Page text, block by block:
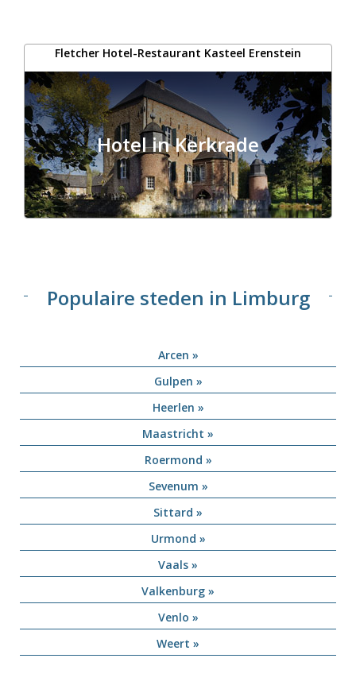
Fletcher Hotel-Restaurant Kasteel Erenstein
Hotel in Kerkrade
Populaire steden in Limburg
Arcen »
Gulpen »
Heerlen »
Maastricht »
Roermond »
Sevenum »
Sittard »
Urmond »
Vaals »
Valkenburg »
Venlo »
Weert »